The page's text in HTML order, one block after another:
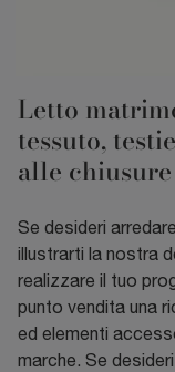
Letto
tessuto,
alle
Se desideri
illustrarti la nostra
realizzare il tuo
punto vendita una
ed elementi
marche. Se